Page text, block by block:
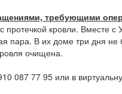
требующими
кровли. Вместе
пара. В их доме три дня
очищена.
087 77 95 или в